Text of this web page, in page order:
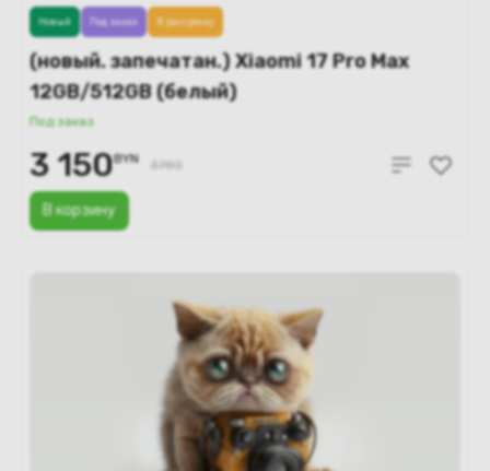
(новый. запечатан.) Xiaomi 17 Pro Max
12GB/512GB (белый)
Под заказ
В корзину
Новый Под заказ В рассрочку
3 150BYN 3780